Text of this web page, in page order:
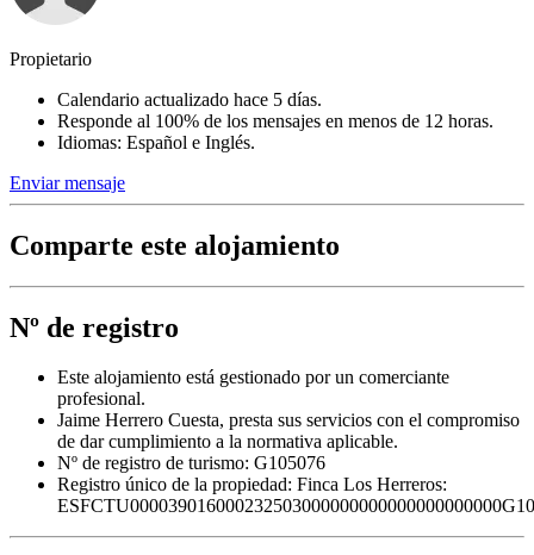
Propietario
Calendario actualizado hace 5 días.
Responde al 100% de los mensajes en menos de 12 horas.
Idiomas: Español e Inglés.
Enviar mensaje
Comparte este alojamiento
Nº de registro
Este alojamiento está gestionado por un comerciante
profesional.
Jaime Herrero Cuesta, presta sus servicios con el compromiso
de dar cumplimiento a la normativa aplicable.
Nº de registro de turismo: G105076
Registro único de la propiedad: Finca Los Herreros: